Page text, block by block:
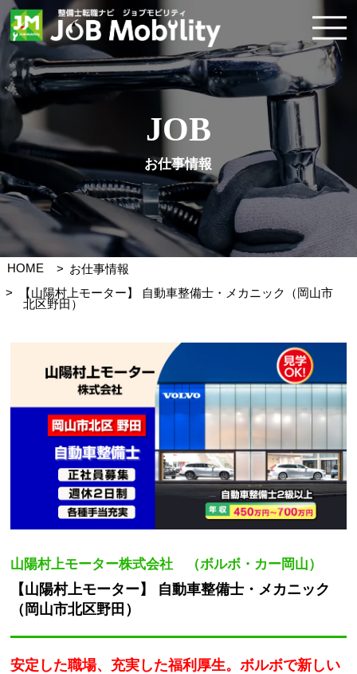
JOB
お仕事情報
HOME
お仕事情報
【山陽村上モーター】 自動車整備士・メカニック（岡山市
北区野田）
山陽村上モーター株式会社 （ボルボ・カー岡山）
【山陽村上モーター】 自動車整備士・メカニック
（岡山市北区野田）
安定した職場、充実した福利厚生。ボルボで新しい